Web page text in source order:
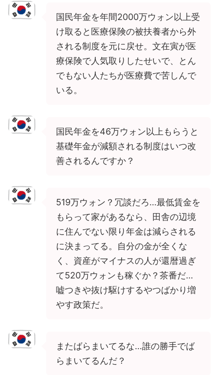
国民年金を年間2000万ウォン以上受
け取ると医療保険の被扶養者から外
される制度を元に戻せ。文在寅が医
療保険で人気取りしたせいで、とん
でもない人たちが医療費で苦しんで
いる。
国民年金を46万ウォン以上もらうと
基礎年金が減額される制度はいつ改
善されるんですか？
519万ウォン？冗談だろ…最低賃金を
もらって家があるなら、田舎の辺境
に住んでない限り年金は減らされる
に決まってる。自分の金が全くな
く、資産がマイナスの人が還暦過ぎ
て520万ウォンも稼ぐか？茶番だ…
嘘つきや抜け駆けするやつばかり増
やす政策だ。
またばらまいてるな…誰の勝手でば
らまいてるんだ？